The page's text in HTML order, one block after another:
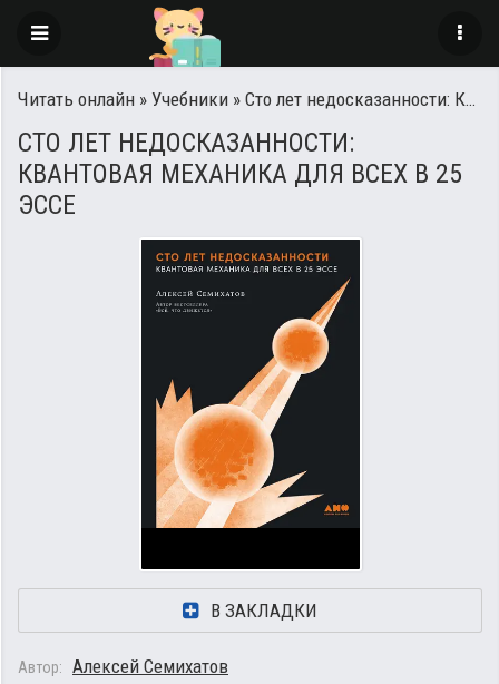
Читать онлайн » Учебники » Сто лет недосказанности: Квантовая механика для всех в 25 эссе
СТО ЛЕТ НЕДОСКАЗАННОСТИ:
КВАНТОВАЯ МЕХАНИКА ДЛЯ ВСЕХ В 25
ЭССЕ
В ЗАКЛАДКИ
Автор: Алексей Семихатов